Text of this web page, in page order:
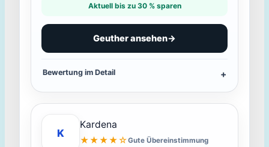
Aktuell bis zu 30 % sparen
Geuther ansehen→
Bewertung im Detail
K
Kardena
★★★★☆Gute Übereinstimmung